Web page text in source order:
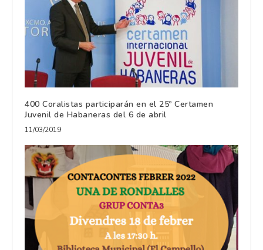
400 Coralistas participarán en el 25º Certamen
Juvenil de Habaneras del 6 de abril
11/03/2019